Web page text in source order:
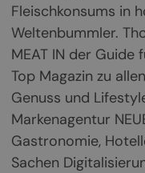
Fleischkonsums in
Weltenbummler.
MEAT IN der Guide
Top Magazin zu
Genuss und
Markenagentur
Gastronomie,
Sachen